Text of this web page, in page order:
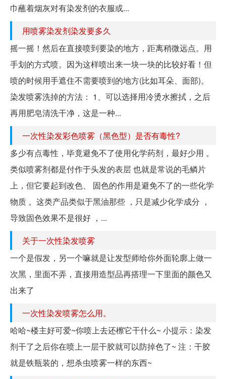
巾蘸着烟灰对有染发剂的衣服或...
用喷雾染发剂染发要多久
摇一摇！然后在直接喷到要染的地方，距离稍微远点。用
手划的方式喷。因为这样喷出来一块一块的比较好看！但
喷的时候用手遮住不需要喷到的地方(比如耳朵、面部)。
染发喷雾洗掉的方法： 1、可以选择用冷烫水擦拭，之后
再用肥皂清洗干净，这是一种...
一次性染发彩色喷雾（黑色型）是否有毒性?
多少有点毒性，毕竟避免不了使用化学药剂，最好少用 。
类似喷雾剂都是付作于头发的表层 也就是常说的毛鳞片
上，但它要起到改色、 固色的作用是避免不了的一些化学
物质 。这类产品类似于黑油那些 ，只是减少化学成分 ，
导致固色效果不是很好 ，...
关于一次性染发喷雾
一个是假发，另一个嘛就是让发型师给你外面轮廓上做一
次黑，里面不弄，直接用造型品再搭理一下里面的颜色又
出来了
一次性染发喷雾怎么用。
哈哈~楼主好可爱~你喷上去还檫它干什么~ 小提示：染发
剂干了之后你在喷上一层干胶就可以防掉色了~ 注：干胶
就是铁瓶装的，想杀虫喷雾一样的东西~